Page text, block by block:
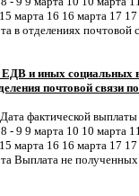
марта 16 16 марта 17
в отделениях почтовой
и иных социальных
почтовой связи
фактической
- 9 9 марта 10 10 марта
марта 16 16 марта 17
Выплата не